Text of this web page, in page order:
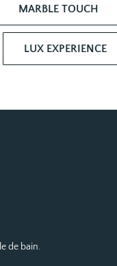
MARBLE TOUCH
LUX EXPERIENCE
de bain.